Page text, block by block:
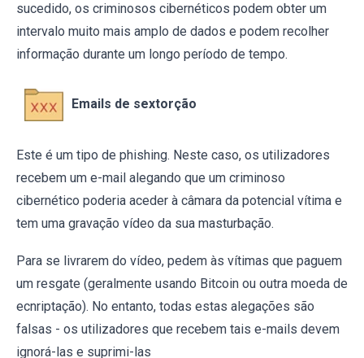
sucedido, os criminosos cibernéticos podem obter um
intervalo muito mais amplo de dados e podem recolher
informação durante um longo período de tempo.
Emails de sextorção
Este é um tipo de phishing. Neste caso, os utilizadores
recebem um e-mail alegando que um criminoso
cibernético poderia aceder à câmara da potencial vítima e
tem uma gravação vídeo da sua masturbação.
Para se livrarem do vídeo, pedem às vítimas que paguem
um resgate (geralmente usando Bitcoin ou outra moeda de
ecnriptação). No entanto, todas estas alegações são
falsas - os utilizadores que recebem tais e-mails devem
ignorá-las e suprimi-las